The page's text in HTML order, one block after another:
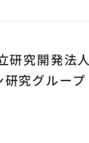
研究開発法人
究グループ